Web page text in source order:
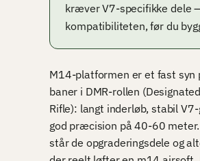
kræver V7-specifikke dele
kompatibiliteten, før du
M14-platformen er et fast syn
baner i DMR-rollen
Rifle): langt inderløb, stabil
god præcision på 40-60
står de opgraderingsdele og